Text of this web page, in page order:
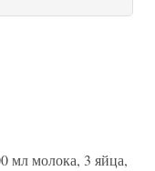
мл молока, 3 яйца,